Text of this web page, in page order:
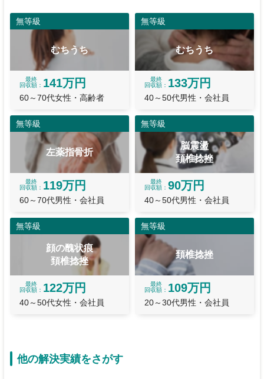
無等級
むちうち
最終
回収額
141万円
60～70代女性・高齢者
無等級
むちうち
最終
回収額
133万円
40～50代男性・会社員
無等級
左薬指骨折
最終
回収額
119万円
60～70代男性・会社員
無等級
脳震盪
頚椎捻挫
最終
回収額
90万円
40～50代男性・会社員
無等級
顔の醜状痕
頚椎捻挫
最終
回収額
122万円
40～50代女性・会社員
無等級
頚椎捻挫
最終
回収額
109万円
20～30代男性・会社員
他の解決実績をさがす